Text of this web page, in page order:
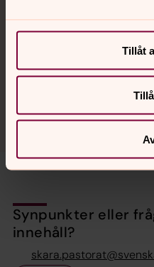
Tillåt
Se fler
Synpunkter eller
innehåll?